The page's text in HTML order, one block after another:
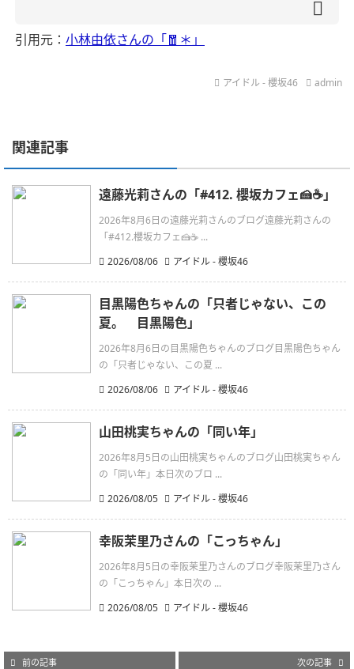
引用元： 小林由依さんの「🧧＊」
アイドル - 櫻坂46 admin
関連記事
遠藤光莉さんの「#412. 櫻坂カフェ🍰☕️」
2026年8月6日の遠藤光莉さんのブログ遠藤光莉さんの
「#412.櫻坂カフェ🍰☕ ...
2026/08/06
アイドル - 櫻坂46
目黒陽色ちゃんの「只者じゃない、この
夏。 目黒陽色」
2026年8月6日の目黒陽色ちゃんのブログ目黒陽色ちゃん
の「只者じゃない、この夏 ...
2026/08/06
アイドル - 櫻坂46
山田桃実ちゃんの「同い年」
2026年8月5日の山田桃実ちゃんのブログ山田桃実ちゃん
の「同い年」本日次のブロ ...
2026/08/05
アイドル - 櫻坂46
幸阪茉里乃さんの「こっちゃん」
2026年8月5日の幸阪茉里乃さんのブログ幸阪茉里乃さん
の「こっちゃん」本日次の ...
2026/08/05
アイドル - 櫻坂46
前の記事 次の記事